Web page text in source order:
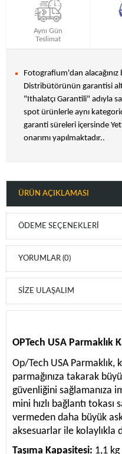
Aynı Gün
Teslimat
Fotografium'dan
Distribütörünün garantisi
"Ithalatçı Garantili" adıyla
spot ürünlerle aynı
garanti süreleri içersinde
onarımı yapılmaktadır..
ÜRÜN AÇIKLAMASI
ÖDEME SEÇENEKLERI
YORUMLAR (0)
SIZE ULAŞALIM
OPTech USA Parmaklık
Op/Tech USA Parmaklık,
parmağınıza takarak
güvenliğini sağlamanıza
mini hızlı bağlantı
vermeden daha büyük
aksesuarlar ile kolaylıkla
Taşıma Kapasitesi: 1,1 kg